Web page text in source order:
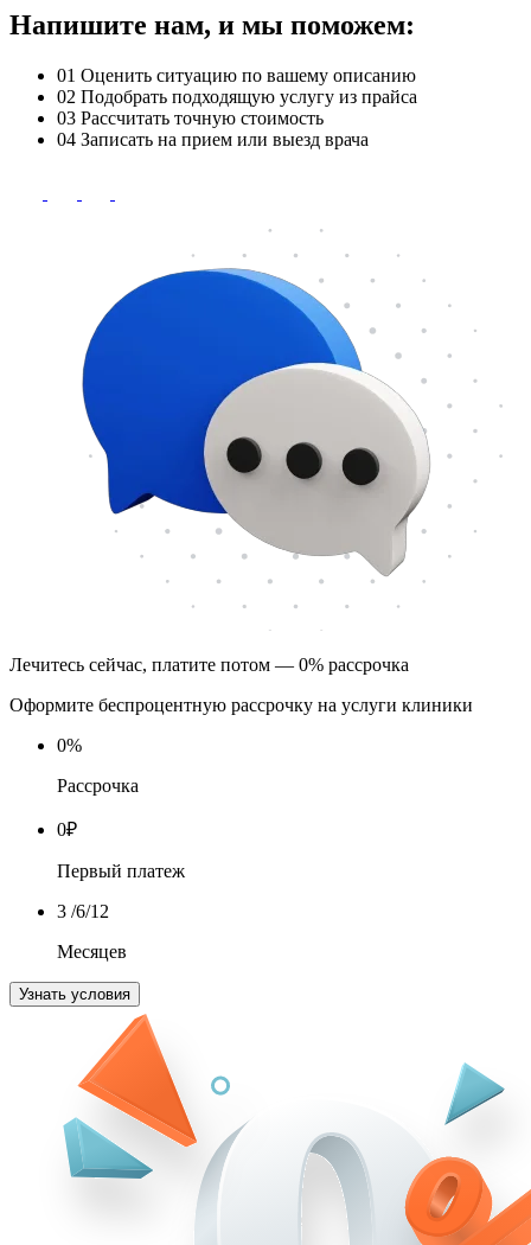
Напишите нам, и мы поможем:
01 Оценить ситуацию по вашему описанию
02 Подобрать подходящую услугу из прайса
03 Рассчитать точную стоимость
04 Записать на прием или выезд врача
Лечитесь сейчас, платите потом — 0% рассрочка
Оформите беспроцентную рассрочку на услуги клиники
0%
Рассрочка
0₽
Первый платеж
3 /6/12
Месяцев
Узнать условия